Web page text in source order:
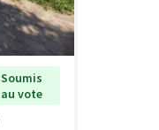
Soumis
au vote